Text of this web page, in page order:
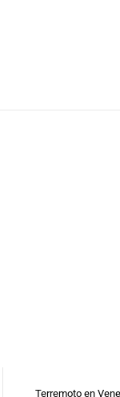
Terremoto en